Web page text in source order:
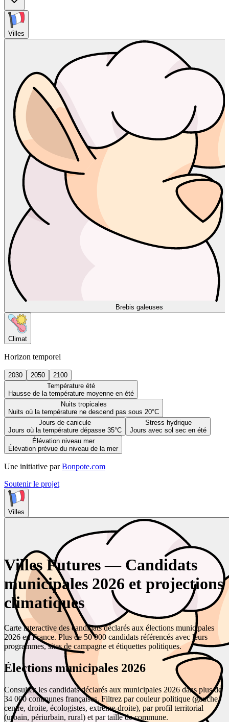
Villes
Brebis galeuses
Climat
Horizon temporel
2030 2050
2100
Température été
Hausse de la température moyenne en été
Nuits tropicales
Nuits où la température ne descend pas sous 20°C
Jours de canicule
Jours où la température dépasse 35°C
Stress hydrique
Jours avec sol sec en été
Élévation niveau mer
Élévation prévue du niveau de la mer
Une initiative par Bonpote.com
Soutenir le projet
Villes
Villes Futures — Candidats
municipales 2026 et projections
climatiques
Carte interactive des candidats déclarés aux élections municipales
2026 en France. Plus de 50 000 candidats référencés avec leurs
programmes, sites de campagne et étiquettes politiques.
Élections municipales 2026
Consultez les candidats déclarés aux municipales 2026 dans plus de
34 000 communes françaises. Filtrez par couleur politique (gauche,
centre, droite, écologistes, extrême-droite), par profil territorial
(urbain, périurbain, rural) et par taille de commune.